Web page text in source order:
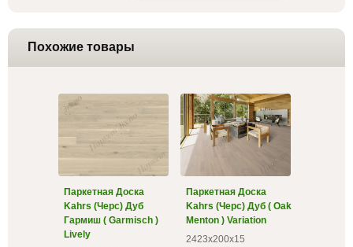
Похожие товары
Паркетная Доска
Kahrs (Черс) Дуб
Гармиш ( Garmisch )
Lively
Паркетная Доска
Kahrs (Черс) Дуб ( Oak
Menton ) Variation
2423х200х15